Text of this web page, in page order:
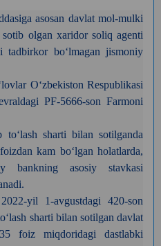
asosan davlat mol-mulki
olgan xaridor soliq agenti
tadbirkor bo‘lmagan jismoniy
O‘zbekiston Respublikasi
PF-5666-son Farmoni
sharti bilan sotilganda
kam bo‘lgan holatlarda,
bankning asosiy stavkasi
yil 1-avgustdagi 420-son
sharti bilan sotilgan davlat
foiz miqdoridagi dastlabki